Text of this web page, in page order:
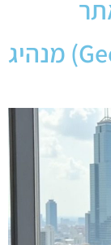
ג'ורג' ורור (George Warwar) מנהיג